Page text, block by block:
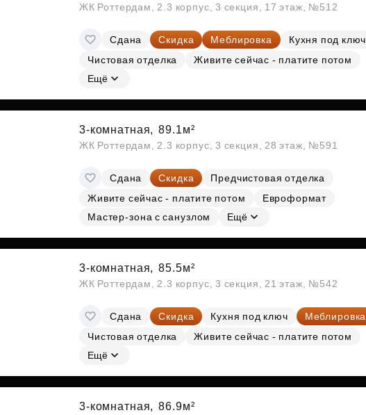
ЖК Роттердам, 2.3 корпус, 3 секция, 17 этаж, №512
Сдана Скидка Меблировка
Кухня под ключ
Чистовая отделка
Живите сейчас - платите потом
Ещё
3-комнатная, 89.1м²
ЖК Роттердам, 2.3 корпус, 3 секция, 28 этаж, №591
Сдана Скидка
Предчистовая отделка
Живите сейчас - платите потом
Евроформат
Мастер-зона с санузлом
Ещё
3-комнатная, 85.5м²
ЖК Роттердам, 2.3 корпус, 3 секция, 21 этаж, №542
Сдана Скидка Кухня под ключ
Меблировка
Чистовая отделка
Живите сейчас - платите потом
Ещё
3-комнатная, 86.9м²